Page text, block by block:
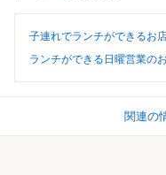
子連れでランチができるお
ランチができる日曜営業の
関連の